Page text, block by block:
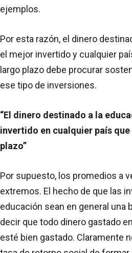
ejemplos.
Por esta razón, el dinero
el mejor invertido y cualquier
largo plazo debe procurar
ese tipo de inversiones.
“El dinero destinado a la
invertido en cualquier país
plazo”
Por supuesto, los promedios a
extremos. El hecho de que las
educación sean en general una
decir que todo dinero gastado
esté bien gastado. Claramente